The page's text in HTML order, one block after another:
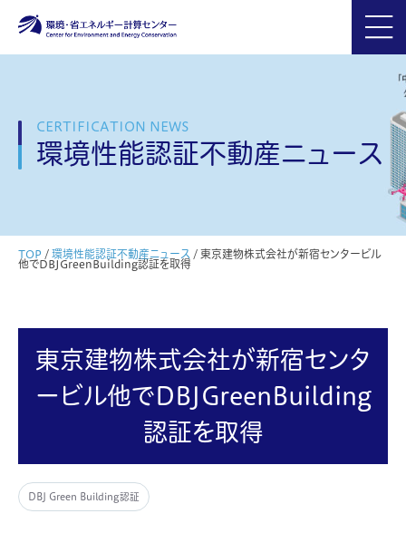
CERTIFICATION NEWS
環境性能認証不動産ニュース
TOP / 環境性能認証不動産ニュース / 東京建物株式会社が新宿センタービル
他でDBJGreenBuilding認証を取得
東京建物株式会社が新宿センタ
ービル他でDBJGreenBuilding
認証を取得
DBJ Green Building認証